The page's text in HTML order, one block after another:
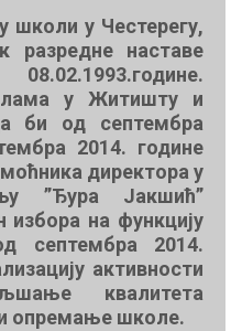
школи у Честерегу,
разредне наставе
у Житишту и
би од септембра
2014. године
директора у
”Ђура Јакшић”
на функцију
септембра 2014.
активности
квалитета
опремање школе.